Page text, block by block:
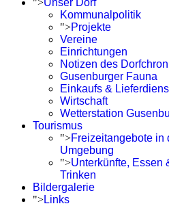
">Unser Dorf
Kommunalpolitik
">Projekte
Vereine
Einrichtungen
Notizen des
Gusenburger Fauna
Einkaufs &
Wirtschaft
Wetterstation
Tourismus
">Freizeitangebote in
Umgebung
">Unterkünfte, Essen
Trinken
Bildergalerie
">Links